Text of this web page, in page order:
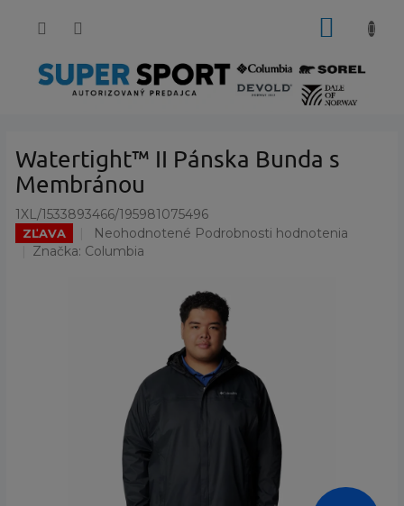
Watertight™ II Pánska Bunda s
Membránou
1XL/1533893466/195981075496
ZĽAVA
Priemerné
hodnotenie
Neohodnotené Podrobnosti hodnotenia
Značka: Columbia